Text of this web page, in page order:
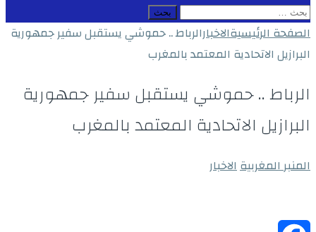
البحث
عن:
الصفحة الرئيسيةالاخبارالرباط .. حموشي يستقبل سفير جمهورية
البرازيل الاتحادية المعتمد بالمغرب
الرباط .. حموشي يستقبل سفير جمهورية
البرازيل الاتحادية المعتمد بالمغرب
المنبر المغربيةالاخبار